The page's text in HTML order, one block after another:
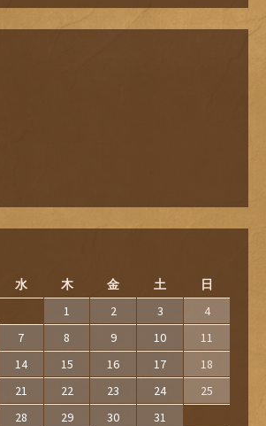
水 木 金 土 日
1 2 3
4
7 8 9 10
11
14 15 16 17
18
21 22 23 24
25
28 29 30 31